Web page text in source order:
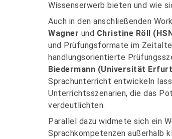
Wissenserwerb bieten und wie
Auch in den anschließenden
Wagner und Christine Röll
und Prüfungsformate im
handlungsorientierte
Biedermann (Universität
Sprachunterricht entwickeln
Unterrichtsszenarien, die das
verdeutlichten.
Parallel dazu widmete sich ein
Sprachkompetenzen außerhalb